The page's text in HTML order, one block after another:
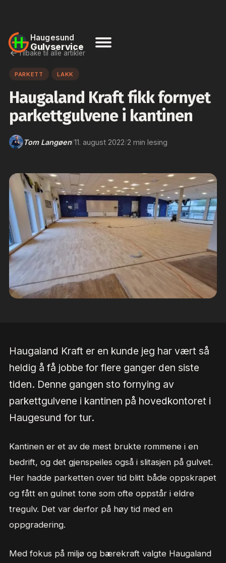
Haugesund
Gulvservice
Tilbake til alle artikler
PARKETT LAKK
Haugaland Kraft fikk fornyet
parkettgulvene i kantinen
Tom Langøen/11. august 2022/2 min lesing
Haugaland Kraft er en kunde jeg har vært så
heldig å få jobbe for flere ganger den siste
tiden. Denne gangen sto fornying av
parkettgulvene i kantinen på hovedkontoret i
Haugesund for tur.
Kantinen er et av de mest brukte rommene i en
bedrift, og det gjenspeiles også i slitasjen på gulvet.
Her hadde parketten over tid blitt både oppskrapet
og fått en gulnet tone som ofte oppstår i eldre
tregulv. Det var derfor på høy tid med en
oppgradering.
Med fokus på miljø og bærekraft valgte Haugaland